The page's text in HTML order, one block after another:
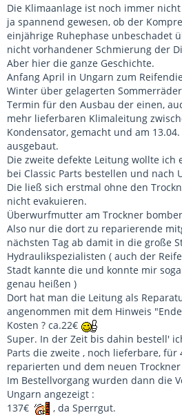
Die Klimaanlage ist noch immer
ja spannend gewesen, ob der
einjährige Ruhephase unbeschadet
nicht vorhandener Schmierung der
Aber hier die ganze Geschichte.
Anfang April in Ungarn zum
Winter über gelagerten
Termin für den Ausbau der einen,
mehr lieferbaren Klimaleitung
Kondensator, gemacht und am
ausgebaut.
Die zweite defekte Leitung wollte ich
bei Classic Parts bestellen und nach
Die ließ sich erstmal ohne den
nicht evakuieren.
Überwurfmutter am Trockner
Also nur die dort zu reparierende
nächsten Tag ab damit in die große
Hydraulikspezialisten ( auch der
Stadt kannte die und konnte mir
genau heißen )
Dort hat man die Leitung als
angenommen mit dem Hinweis
Kosten ? ca.22€
Super. In der Zeit bis dahin bestell'
Parts die zweite , noch lieferbare,
reparierten und dem neuen
Im Bestellvorgang wurden dann die
Ungarn angezeigt :
137€
, da Sperrgut.